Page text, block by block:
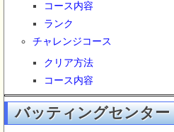
コース内容
ランク
チャレンジコース
クリア方法
コース内容
バッティングセンター